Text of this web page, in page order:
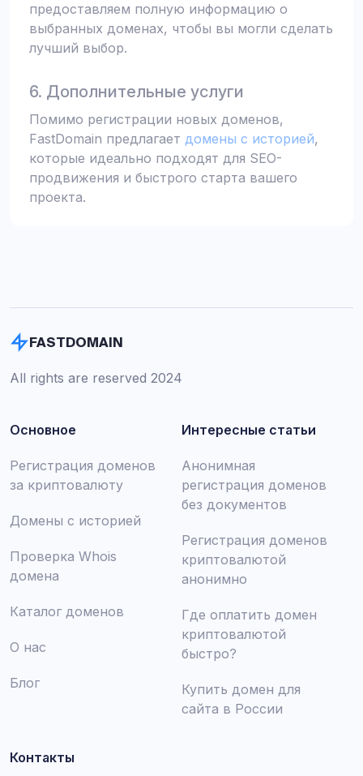
предоставляем полную информацию о
выбранных доменах, чтобы вы могли сделать
лучший выбор.
6. Дополнительные услуги
Помимо регистрации новых доменов,
FastDomain предлагает домены с историей,
которые идеально подходят для SEO-
продвижения и быстрого старта вашего
проекта.
FASTDOMAIN
All rights are reserved 2024
Основное
Регистрация доменов
за криптовалюту
Домены с историей
Проверка Whois
домена
Каталог доменов
О нас
Блог
Интересные статьи
Анонимная
регистрация доменов
без документов
Регистрация доменов
криптовалютой
анонимно
Где оплатить домен
криптовалютой
быстро?
Купить домен для
сайта в России
Контакты